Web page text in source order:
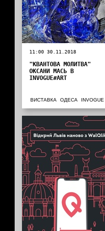
11:00 30.11.2018
"КВАНТОВА МОЛИТВА"
ОКСАНИ МАСЬ В
INVOGUE#ART
ВИСТАВКА ОДЕСА INVOGUE